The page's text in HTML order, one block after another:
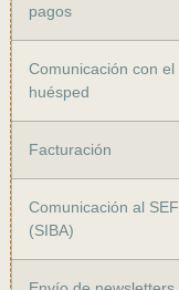
pagos
Comunicación con el
huésped
Facturación
Comunicación al SEF
(SIBA)